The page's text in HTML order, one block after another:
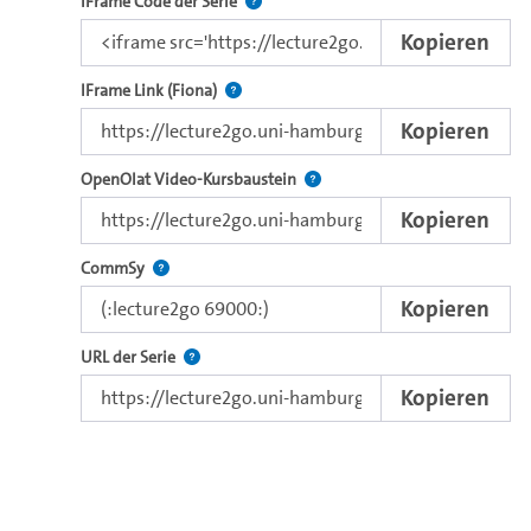
Kopieren
IFrame Link (Fiona) Direkter IFrame-Link zur Weitergabe an
Kopieren
OpenOlat Video-Kursbaustein Verwenden Sie diesen Link,
Kopieren
CommSy Nutzen Sie diesen Code, um das Video in CommSy
Kopieren
URL der Serie Der Link zur Serie.
Kopieren